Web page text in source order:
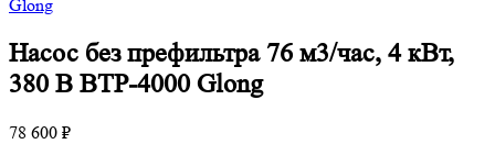
Насос без префильтра 76 м3/час, 4 кВт,
380 В BTP-4000 Glong
78 600 ₽